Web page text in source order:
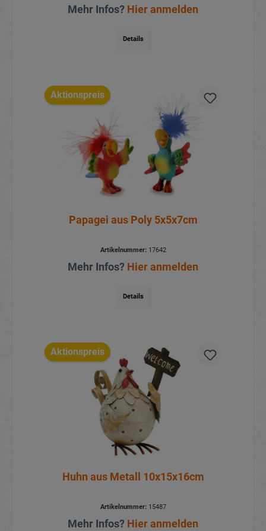
Mehr Infos? Hier anmelden
Details
Aktionspreis
Papagei aus Poly 5x5x7cm
Artikelnummer:17642
Mehr Infos? Hier anmelden
Details
Aktionspreis
Huhn aus Metall 10x15x16cm
Artikelnummer:15487
Mehr Infos? Hier anmelden